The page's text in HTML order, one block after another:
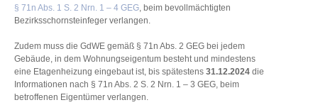
§ 71n Abs. 1 S. 2 Nrn. 1 – 4 GEG , beim bevollmächtigten
Bezirksschornsteinfeger verlangen.
Zudem muss die GdWE gemäß § 71n Abs. 2 GEG bei jedem
Gebäude, in dem Wohnungseigentum besteht und mindestens
eine Etagenheizung eingebaut ist, bis spätestens 31.12.2024 die
Informationen nach § 71n Abs. 2 S. 2 Nrn. 1 – 3 GEG, beim
betroffenen Eigentümer verlangen.